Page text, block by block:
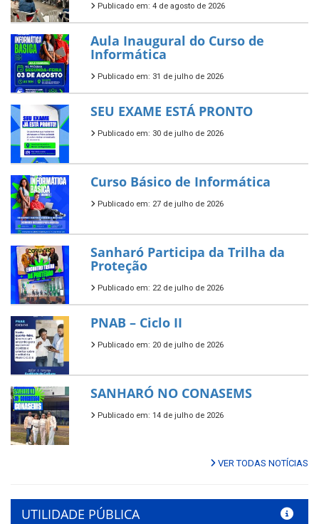
Publicado em: 4 de agosto de 2026
Aula Inaugural do Curso de
Informática
Publicado em: 31 de julho de 2026
SEU EXAME ESTÁ PRONTO
Publicado em: 30 de julho de 2026
Curso Básico de Informática
Publicado em: 27 de julho de 2026
Sanharó Participa da Trilha da
Proteção
Publicado em: 22 de julho de 2026
PNAB – Ciclo II
Publicado em: 20 de julho de 2026
SANHARÓ NO CONASEMS
Publicado em: 14 de julho de 2026
VER TODAS NOTÍCIAS
UTILIDADE PÚBLICA